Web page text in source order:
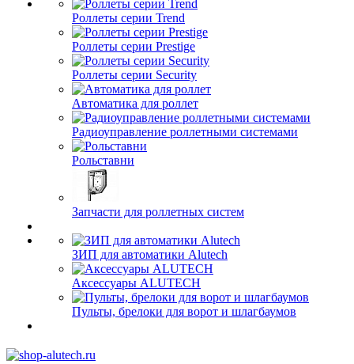
Роллеты серии Trend
Роллеты серии Prestige
Роллеты серии Security
Автоматика для роллет
Радиоуправление роллетными системами
Рольставни
Запчасти для роллетных систем
ЗИП для автоматики Alutech
Аксессуары ALUTECH
Пульты, брелоки для ворот и шлагбаумов